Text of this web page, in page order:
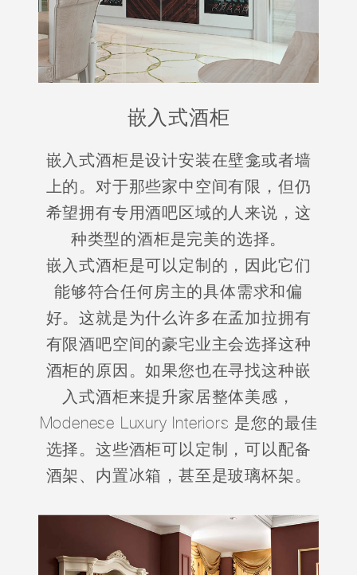
嵌入式酒柜
嵌入式酒柜是设计安装在壁龛或者墙
上的。对于那些家中空间有限，但仍
希望拥有专用酒吧区域的人来说，这
种类型的酒柜是完美的选择。
嵌入式酒柜是可以定制的，因此它们
能够符合任何房主的具体需求和偏
好。这就是为什么许多在孟加拉拥有
有限酒吧空间的豪宅业主会选择这种
酒柜的原因。如果您也在寻找这种嵌
入式酒柜来提升家居整体美感，
Modenese Luxury Interiors 是您的最佳
选择。这些酒柜可以定制，可以配备
酒架、内置冰箱，甚至是玻璃杯架。